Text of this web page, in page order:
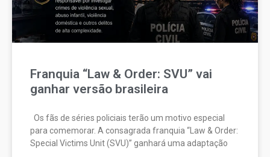
Franquia “Law & Order: SVU” vai
ganhar versão brasileira
Os fãs de séries policiais terão um motivo especial
para comemorar. A consagrada franquia “Law & Order:
Special Victims Unit (SVU)” ganhará uma adaptação